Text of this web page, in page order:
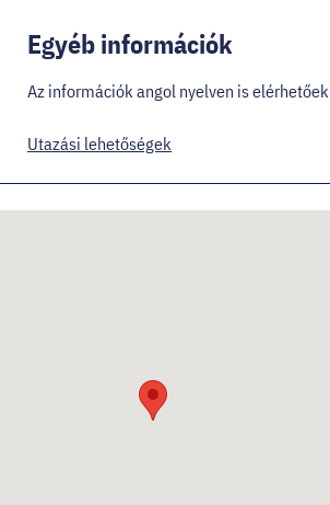
Egyéb információk
Az információk angol nyelven is elérhetőek
Utazási lehetőségek